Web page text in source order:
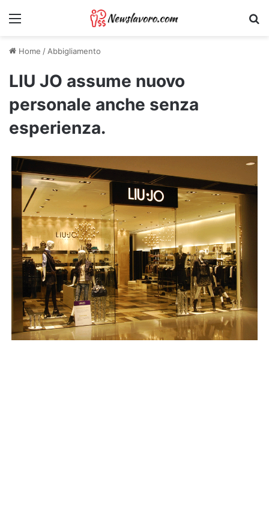
Menu
Home /Abbigliamento
LIU JO assume nuovo
personale anche senza
esperienza.